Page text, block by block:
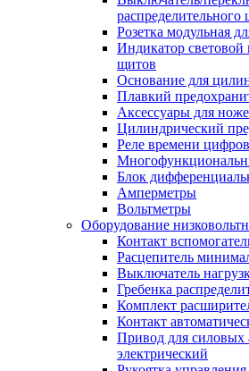
распределительного
Розетка модульная
Индикатор световой
щитов
Основание для
Плавкий
Аксессуары для
Цилиндрический
Реле времени
Блок
Амперметры
Вольтметры
Оборудование
Контакт
Расцепитель
Выключатель
Гребенка
Комплект
Контакт
Привод для силовых
электрический